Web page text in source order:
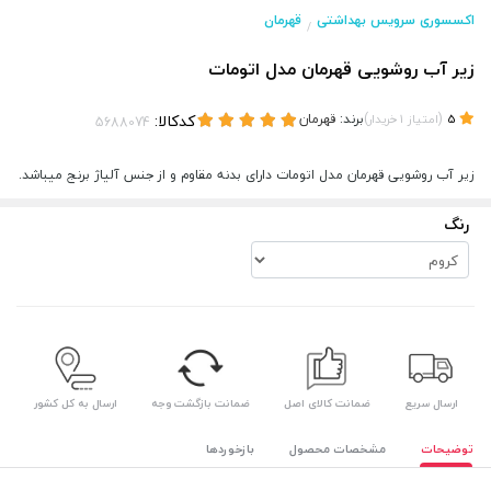
اکسسوری سرویس بهداشتی / قهرمان
زیر آب روشویی قهرمان مدل اتومات
(امتیاز 1خریدار)برند: قهرمان کدکالا:
زیر آب روشویی قهرمان مدل اتومات دارای بدنه مقاوم و از جنس آلیاژ برنج میباشد.
رنگ
ارسال سریع ضمانت کالای اصل ضمانت بازگشت وجه ارسال به کل کشور
توضیحات مشخصات محصول بازخوردها